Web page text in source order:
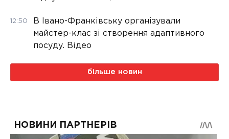
12:50
В Івано-Франківську організували
майстер-клас зі створення адаптивного
посуду. Відео
більше новин